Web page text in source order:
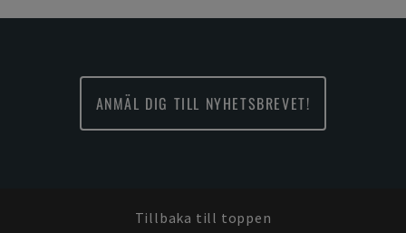
ANMÄL DIG TILL NYHETSBREVET!
Tillbaka till toppen